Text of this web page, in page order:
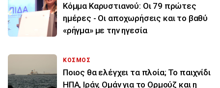
Κόμμα Καρυστιανού: Οι 79 πρώτες
ημέρες - Οι αποχωρήσεις και το βαθύ
«ρήγμα» με την ηγεσία
ΚΟΣΜΟΣ
Ποιος θα ελέγχει τα πλοία; Το παιχνίδι
ΗΠΑ, Ιράν, Ομάν για το Ορμούζ και η